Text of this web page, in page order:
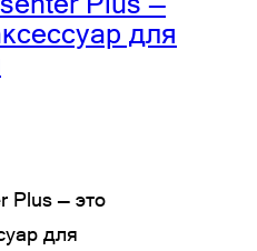
для
Plus — это
для